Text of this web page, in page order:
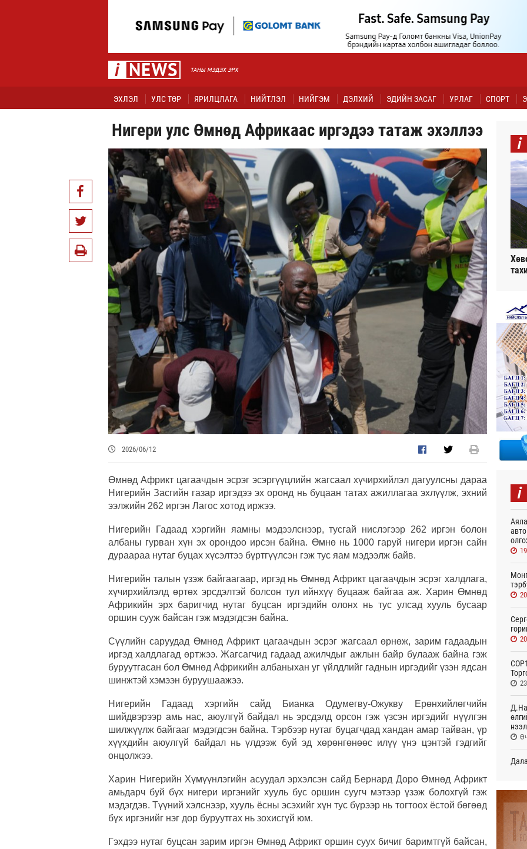
ЭХЛЭЛ УЛС ТӨР ЯРИЛЦЛАГА НИЙТЛЭЛ НИЙГЭМ ДЭЛХИЙ ЭДИЙН ЗАСАГ УРЛАГ СПОРТ
Нигери улс Өмнөд Африкаас иргэдээ татаж эхэллээ
2026/06/12
Өмнөд Африкт цагаачдын эсрэг эсэргүүцлийн жагсаал хүчирхийлэл дагуулсны дараа
Нигерийн Засгийн газар иргэдээ эх оронд нь буцаан татах ажиллагаа эхлүүлж, эхний
ээлжийн 262 иргэн Лагос хотод иржээ.
Нигерийн Гадаад хэргийн яамны мэдээлснээр, тусгай нислэгээр 262 иргэн болон
албаны гурван хүн эх орондоо ирсэн байна. Өмнө нь 1000 гаруй нигери иргэн сайн
дураараа нутаг буцах хүсэлтээ бүртгүүлсэн гэж тус яам мэдээлж байв.
Нигерийн талын үзэж байгаагаар, иргэд нь Өмнөд Африкт цагаачдын эсрэг халдлага,
хүчирхийлэлд өртөх эрсдэлтэй болсон тул ийнхүү буцааж байгаа аж. Харин Өмнөд
Африкийн эрх баригчид нутаг буцсан иргэдийн олонх нь тус улсад хууль бусаар
оршин сууж байсан гэж мэдэгдсэн байна.
Сүүлийн саруудад Өмнөд Африкт цагаачдын эсрэг жагсаал өрнөж, зарим гадаадын
иргэд халдлагад өртжээ. Жагсагчид гадаад ажилчдыг ажлын байр булааж байна гэж
буруутгасан бол Өмнөд Африкийн албаныхан уг үйлдлийг гаднын иргэдийг үзэн ядсан
шинжтэй хэмээн буруушаажээ.
Нигерийн Гадаад хэргийн сайд Бианка Одумегву-Ожукву Ерөнхийлөгчийн
шийдвэрээр амь нас, аюулгүй байдал нь эрсдэлд орсон гэж үзсэн иргэдийг нүүлгэн
шилжүүлж байгааг мэдэгдсэн байна. Тэрбээр нутаг буцагчдад хандан амар тайван, үр
хүүхдийн аюулгүй байдал нь үлдээж буй эд хөрөнгөнөөс илүү үнэ цэнтэй гэдгийг
онцолжээ.
Харин Нигерийн Хүмүүнлэгийн асуудал эрхэлсэн сайд Бернард Доро Өмнөд Африкт
амьдарч буй бүх нигери иргэнийг хууль бус оршин суугч мэтээр үзэж болохгүй гэж
мэдэгдэв. Түүний хэлснээр, хууль ёсны эсэхийг хүн тус бүрээр нь тогтоох ёстой бөгөөд
бүх иргэнийг нэг дор буруутгах нь зохисгүй юм.
Гэхдээ нутаг буцсан зарим иргэн Өмнөд Африкт оршин суух бичиг баримтгүй байсан,
i
i
авна